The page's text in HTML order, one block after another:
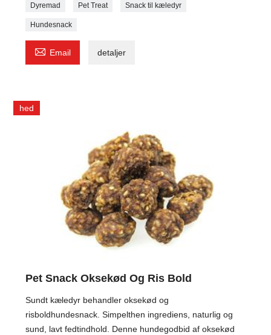
Dyremad Pet Treat Snack til kæledyr
Hundesnack
 Email detaljer
hed
Pet Snack Oksekød Og Ris Bold
Sundt kæledyr behandler oksekød og
risboldhundesnack. Simpelthen ingrediens, naturlig og
sund, lavt fedtindhold. Denne hundegodbid af oksekød